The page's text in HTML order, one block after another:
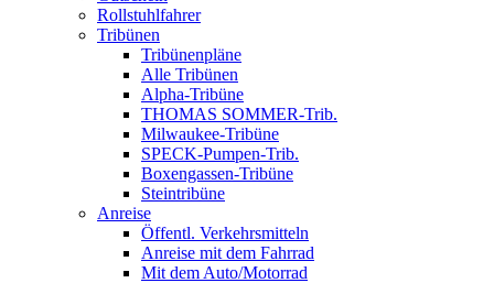
Rollstuhlfahrer
Tribünen
Tribünenpläne
Alle Tribünen
Alpha-Tribüne
THOMAS SOMMER-Trib.
Milwaukee-Tribüne
SPECK-Pumpen-Trib.
Boxengassen-Tribüne
Steintribüne
Anreise
Öffentl. Verkehrsmitteln
Anreise mit dem Fahrrad
Mit dem Auto/Motorrad